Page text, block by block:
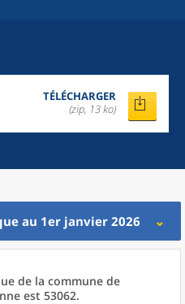
TÉLÉCHARGER
(zip, 13 ko)
au 1er janvier 2026
de la commune de
est 53062.